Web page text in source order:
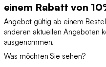
einem Rabatt von
Angebot gültig ab einem
anderen aktuellen Angeboten
ausgenommen.
Was möchten Sie sehen?